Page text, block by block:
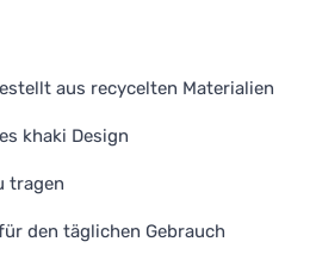
aus recycelten Materialien
khaki Design
tragen
den täglichen Gebrauch